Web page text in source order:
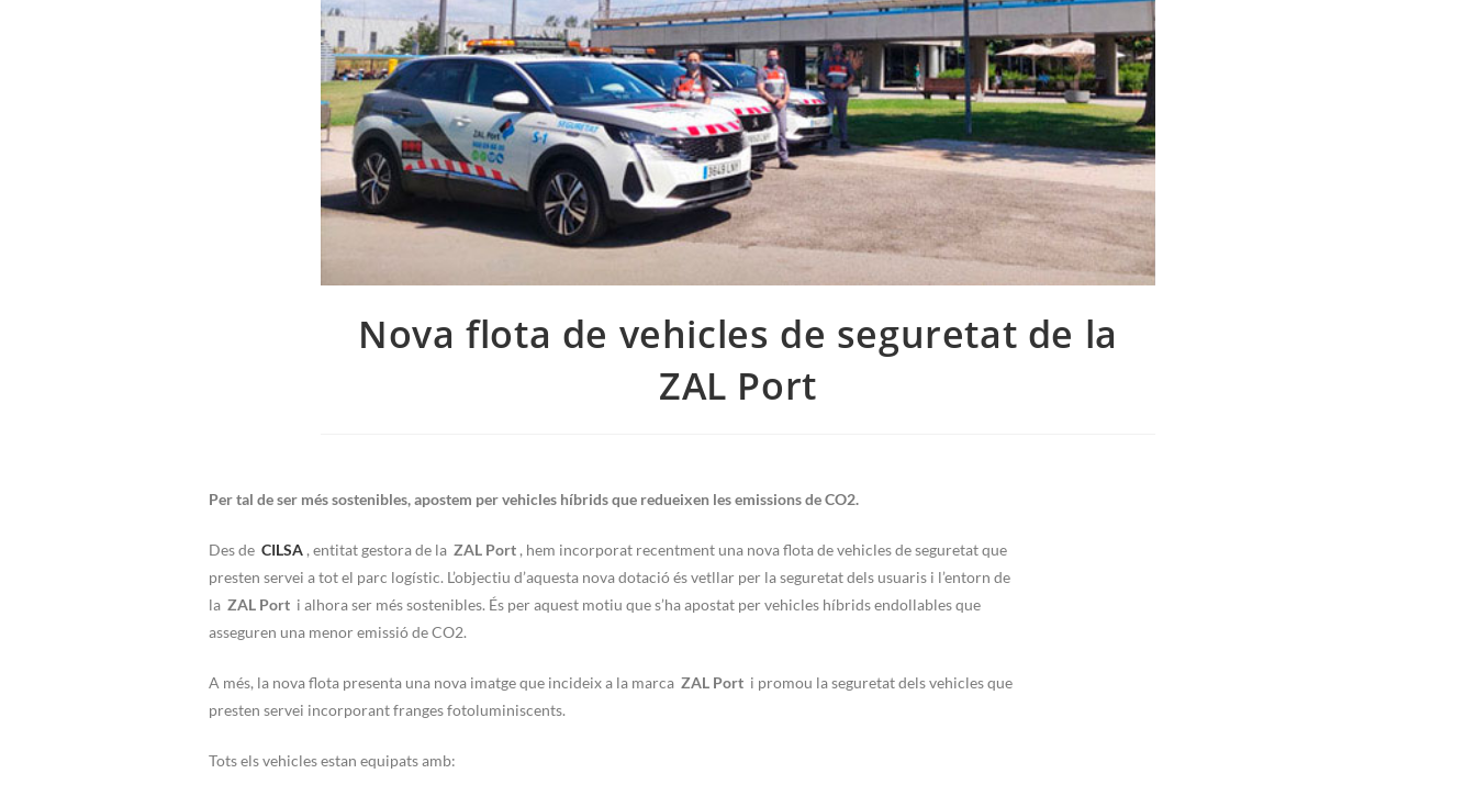
Nova flota de vehicles de seguretat de la
ZAL Port
Per tal de ser més sostenibles, apostem per vehicles híbrids que redueixen les emissions de CO2.
Des de CILSA , entitat gestora de la ZAL Port , hem incorporat recentment una nova flota de vehicles de seguretat que
presten servei a tot el parc logístic. L’objectiu d’aquesta nova dotació és vetllar per la seguretat dels usuaris i l’entorn de
la ZAL Port i alhora ser més sostenibles. És per aquest motiu que s’ha apostat per vehicles híbrids endollables que
asseguren una menor emissió de CO2.
A més, la nova flota presenta una nova imatge que incideix a la marca ZAL Port i promou la seguretat dels vehicles que
presten servei incorporant franges fotoluminiscents.
Tots els vehicles estan equipats amb: